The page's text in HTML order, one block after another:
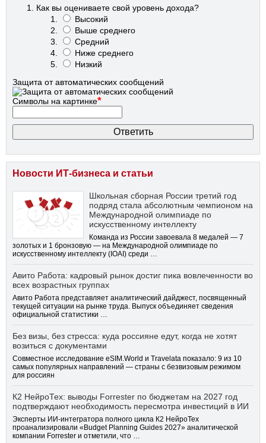
Как вы оцениваете свой уровень дохода?
Высокий
Выше среднего
Средний
Ниже среднего
Низкий
Защита от автоматических сообщений
Символы на картинке*
Новости ИТ-бизнеса и статьи
Школьная сборная России третий год
подряд стала абсолютным чемпионом на
Международной олимпиаде по
искусственному интеллекту
Команда из России завоевала 8 медалей — 7
золотых и 1 бронзовую — на Международной олимпиаде по
искусственному интеллекту (IOAI) среди …
Авито Работа: кадровый рынок достиг пика вовлеченности во
всех возрастных группах
Авито Работа представляет аналитический дайджест, посвященный
текущей ситуации на рынке труда. Выпуск объединяет сведения
официальной статистики …
Без визы, без стресса: куда россияне едут, когда не хотят
возиться с документами
Совместное исследование eSIM.World и Travelata показало: 9 из 10
самых популярных направлений — страны с безвизовым режимом
для россиян
К2 НейроТех: выводы Forrester по бюджетам на 2027 год
подтверждают необходимость пересмотра инвестиций в ИИ
Эксперты ИИ-интегратора полного цикла К2 НейроТех
проанализировали «Budget Planning Guides 2027» аналитической
компании Forrester и отметили, что …